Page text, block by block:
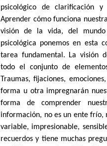
psicológico de clarificación
Aprender cómo funciona
visión de la vida, del
psicológica ponemos en esta
tarea fundamental. La visión
todo el conjunto de
Traumas, fijaciones,
forma u otra impregnarán
forma de comprender
información, no es un ente frío,
variable, impresionable,
recuerdos y tiene muchas